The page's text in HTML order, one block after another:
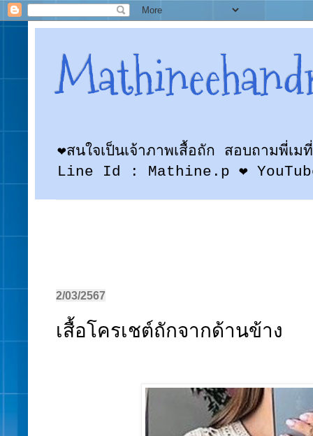
❤สนใจเป็นเจ้าภาพเสื้อถัก สอบถามพี่
Line Id : Mathine.p ❤
2/03/2567
เสื้อโครเชต์ถักจากด้านข้าง